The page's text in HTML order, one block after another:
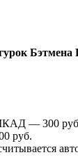
Бэтмена
— 300
руб.